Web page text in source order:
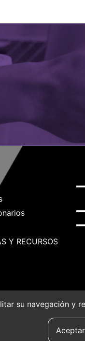
Y RECURSOS
Cookies
su navegación y
Aceptar